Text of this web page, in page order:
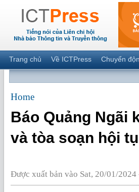
Trang chủ Về ICTPress Chuyển
Home
Báo Quảng Ngãi
và tòa soạn hội tụ
Được xuất bản vào Sat, 20/01/2024